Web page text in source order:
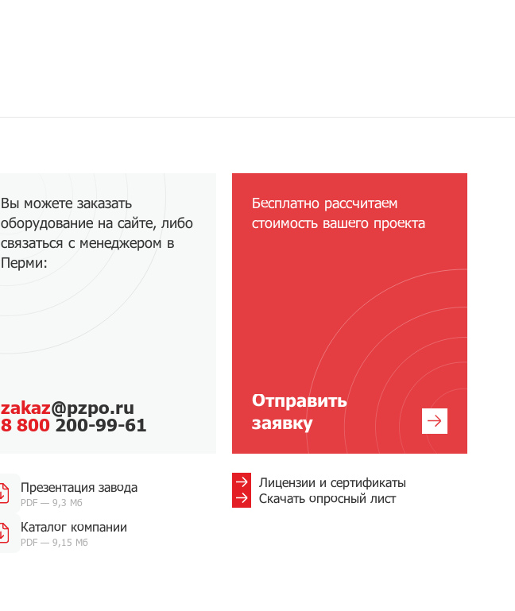
Вы можете заказать
оборудование на сайте, либо
связаться с менеджером в
Перми:
zakaz@pzpo.ru
8 800 200-99-61
Презентация завода
PDF — 9,3 Мб
Каталог компании
PDF — 9,15 Мб
Бесплатно рассчитаем
стоимость вашего проекта
Отправить
заявку
Лицензии и сертификаты
Скачать опросный лист